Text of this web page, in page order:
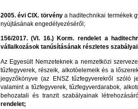
2005. évi CIX. törvény a haditechnikai termékek
nyújtásának engedélyezéséről;
156/2017. (VI. 16.) Korm. rendelet a
vállalkozások tanúsításának részletes
Az Egyesült Nemzeteknek a nemzetközi
tűzfegyverek, részeik, alkotóelemeik és a
jegyzőkönyve (az ENSZ tűzfegyverekről szóló
valamint a tűzfegyverek, tűzfegyverdarabok,
behozatali és tranzit szabályainak
rendelet;